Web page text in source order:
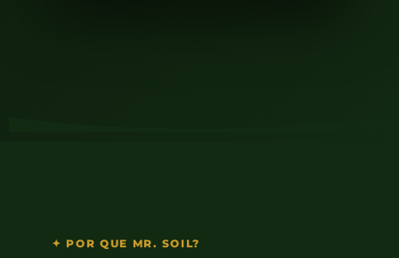
✦ POR QUE MR. SOIL?